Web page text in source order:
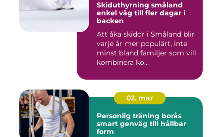
Skiduthyrning småland
enkel väg till fler dagar i
backen
Att åka skidor i Småland blir
varje år mer populärt, inte
minst bland familjer som vill
kombinera ko...
02. mar
Personlig träning borås
smart genväg till hållbar
form